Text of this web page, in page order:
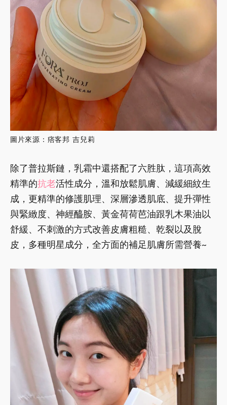
圖片來源：痞客邦 吉兒莉
除了普拉斯鏈，乳霜中還搭配了六胜肽，這項高效
精準的抗老活性成分，溫和放鬆肌膚、減緩細紋生
成，更精準的修護肌理、深層滲透肌底、提升彈性
與緊緻度、神經醯胺、黃金荷荷芭油跟乳木果油以
舒緩、不刺激的方式改善皮膚粗糙、乾裂以及脫
皮，多種明星成分，全方面的補足肌膚所需營養~